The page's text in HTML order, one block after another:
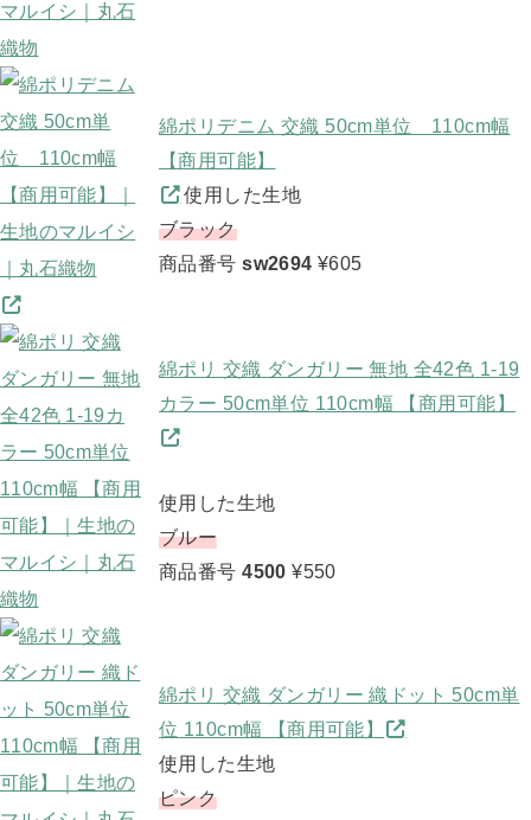
綿ポリデニム 交織 50cm単位 110cm幅
【商用可能】
使用した生地
ブラック
商品番号sw2694 ¥605
綿ポリ 交織 ダンガリー 無地 全42色 1-19
カラー 50cm単位 110cm幅 【商用可能】
使用した生地
ブルー
商品番号4500 ¥550
綿ポリ 交織 ダンガリー 織ドット 50cm単
位 110cm幅 【商用可能】
使用した生地
ピンク